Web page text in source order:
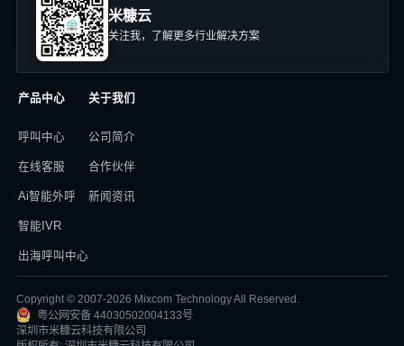
米糠云
关注我，了解更多行业解决方案
产品中心
呼叫中心
在线客服
Ai智能外呼
智能IVR
出海呼叫中心
关于我们
公司简介
合作伙伴
新闻资讯
Copyright © 2007-2026 Mixcom Technology All Reserved.
粤公网安备 44030502004133号
深圳市米糠云科技有限公司